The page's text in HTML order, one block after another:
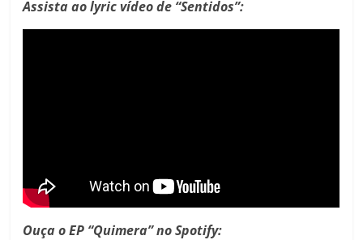
Assista ao lyric vídeo de “Sentidos”:
Ouça o EP “Quimera” no Spotify: